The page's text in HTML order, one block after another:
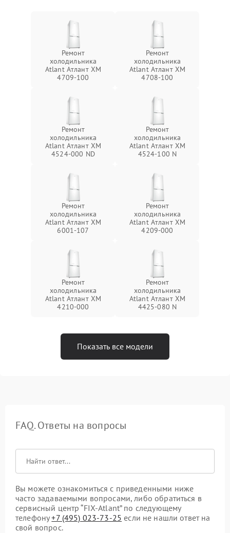
Ремонт
холодильника
Atlant Атлант XM
4709-100
Ремонт
холодильника
Atlant Атлант XM
4708-100
Ремонт
холодильника
Atlant Атлант ХМ
4524-000 ND
Ремонт
холодильника
Atlant Атлант ХМ
4524-100 N
Ремонт
холодильника
Atlant Атлант ХМ
6001-107
Ремонт
холодильника
Atlant Атлант ХМ
4209-000
Ремонт
холодильника
Atlant Атлант ХМ
4210-000
Ремонт
холодильника
Atlant Атлант ХМ
4425-080 N
Показать все модели
FAQ. Ответы на вопросы
Вы можете ознакомиться с приведенными ниже
часто задаваемыми вопросами, либо обратиться в
сервисный центр “FIX-Atlant” по следующему
телефону+7 (495) 023-73-25 если не нашли ответ на
свой вопрос.